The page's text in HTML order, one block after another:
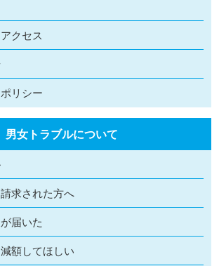
クセス
リシー
男女トラブルについて
求された方へ
届いた
額してほしい